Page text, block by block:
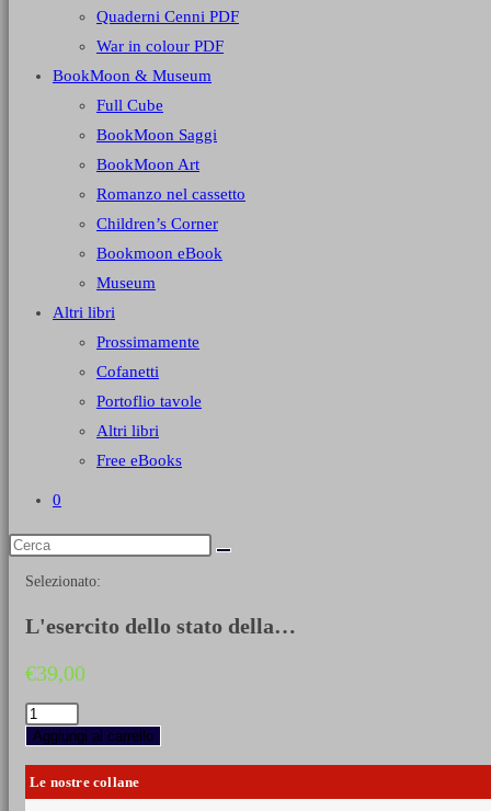
Quaderni Cenni PDF
War in colour PDF
BookMoon & Museum
Full Cube
BookMoon Saggi
BookMoon Art
Romanzo nel cassetto
Children’s Corner
Bookmoon eBook
Museum
Altri libri
Prossimamente
Cofanetti
Portoflio tavole
Altri libri
Free eBooks
0
Selezionato:
L'esercito dello stato della…
€39,00
L'esercito
dello
stato
della
Chiesa
Aggiungi al carrello
Le nostre collane